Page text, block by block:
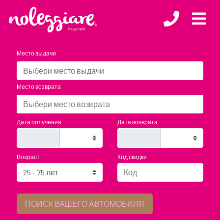
Место выдачи
Место возврата
Дата получения Дата возврата
We will not be present in that time slot, but you can still return the
vehicle by leaving the keys in our Key-Box
Возраст Код скидки
ПОИСК ВАШЕГО АВТОМОБИЛЯ